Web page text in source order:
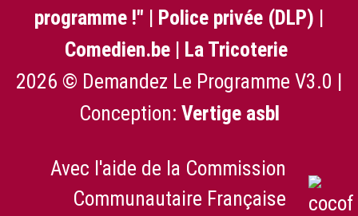
programme !" | Police privée (DLP) |
Comedien.be | La Tricoterie
2026 © Demandez Le Programme V3.0 |
Conception: Vertige asbl
Avec l'aide de la Commission
Communautaire Française